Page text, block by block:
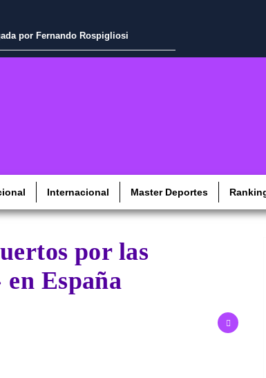
por Fernando Rospigliosi
Internacional Master Deportes
por las
España